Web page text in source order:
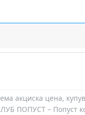
акциска цена,
ПОПУСТ – Попуст